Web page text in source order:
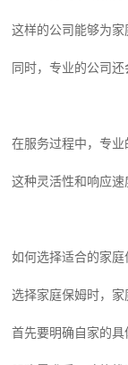
这样的公司能够为
同时，专业的公司
在服务过程中，专
这种灵活性和响应速
如何选择适合的家庭
选择家庭保姆时，家
首先要明确自家的